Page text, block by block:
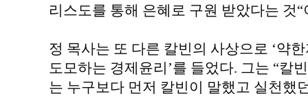
리스도를 통해 은혜로 구원 받았다는 것
정 목사는 또 다른 칼빈의 사상으로 ‘약
도모하는 경제윤리’를 들었다. 그는 “칼
는 누구보다 먼저 칼빈이 말했고 실천했